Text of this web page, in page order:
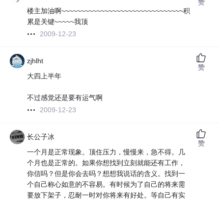
楼主加油啊~~~~~~~~~~~~~~~~~~~~~~~~~~~~~~~积
累是关键~~~~~我顶
2009-12-23
赞
zjhlht
大四上半年
不过感觉还是要有运气啊
2009-12-23
赞
长公子冰
一个月是正常现象。顶住压力，慢慢来，急不得。几
个月也是正常的。如果你想找到立刻就能还有工作，
你信吗？但是你会去吗？想想我说话的含义。找到一
个自己称心如意的不容易。有时候为了自己的将来需
要放下架子，忍耐一时对你将来有好处。等自己有实
赞